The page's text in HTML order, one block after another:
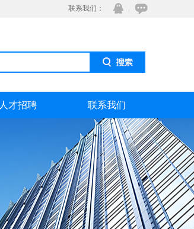
联系我们：
人才招聘 联系我们